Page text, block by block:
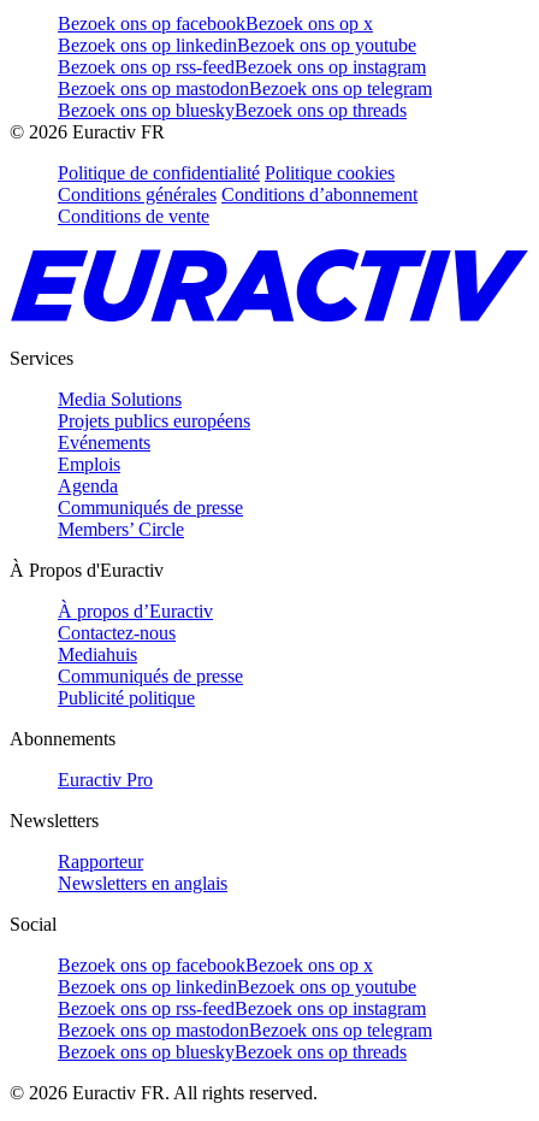
Bezoek ons op facebookBezoek ons op x
Bezoek ons op linkedinBezoek ons op youtube
Bezoek ons op rss-feedBezoek ons op instagram
Bezoek ons op mastodonBezoek ons op telegram
Bezoek ons op blueskyBezoek ons op threads
© 2026 Euractiv FR
Politique de confidentialité Politique cookies
Conditions générales Conditions d’abonnement
Conditions de vente
Services
Media Solutions
Projets publics européens
Evénements
Emplois
Agenda
Communiqués de presse
Members’ Circle
À Propos d'Euractiv
À propos d’Euractiv
Contactez-nous
Mediahuis
Communiqués de presse
Publicité politique
Abonnements
Euractiv Pro
Newsletters
Rapporteur
Newsletters en anglais
Social
Bezoek ons op facebookBezoek ons op x
Bezoek ons op linkedinBezoek ons op youtube
Bezoek ons op rss-feedBezoek ons op instagram
Bezoek ons op mastodonBezoek ons op telegram
Bezoek ons op blueskyBezoek ons op threads
© 2026 Euractiv FR. All rights reserved.